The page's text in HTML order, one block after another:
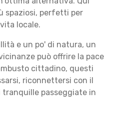
spaziosi, perfetti per
locale.
e un po' di natura, un
può offrire la pace
cittadino, questi
riconnettersi con il
passeggiate in